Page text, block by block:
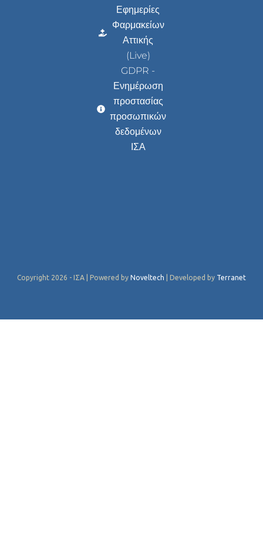
Εφημερίες
Φαρμακείων
Αττικής
(Live)
GDPR -
Ενημέρωση
προστασίας
προσωπικών
δεδομένων
ΙΣΑ
Copyright 2026 - ΙΣΑ | Powered by Noveltech | Developed by Terranet